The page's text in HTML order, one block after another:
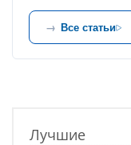
Все статьи
Лучшие